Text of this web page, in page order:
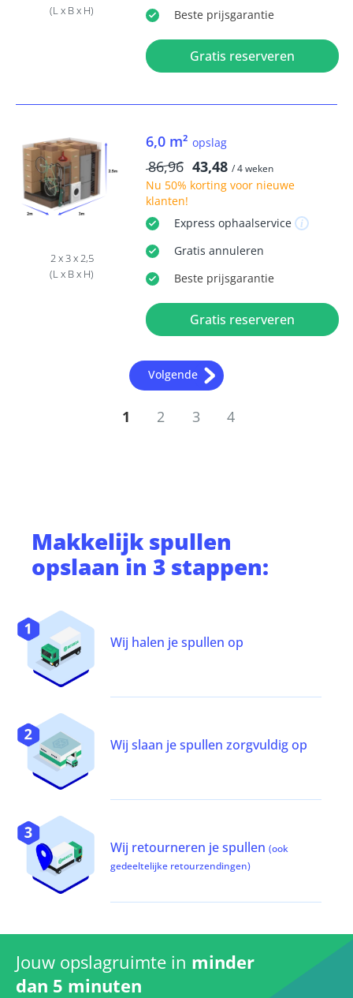
(L x B x H)
Beste prijsgarantie
Gratis reserveren
2 x 3 x 2,5
(L x B x H)
6,0 m² opslag
86,96 43,48 / 4 weken
Nu 50% kortingvoor nieuwe
klanten!
Express ophaalservice
Gratis annuleren
Beste prijsgarantie
Gratis reserveren
Volgende
1 2 3 4
Makkelijkspullen
opslaan in 3 stappen:
Wij halen je spullen op
Wij slaan je spullen zorgvuldig op
Wij retourneren je spullen (ook
gedeeltelijke retourzendingen)
Jouw opslagruimte in minder
dan 5 minuten